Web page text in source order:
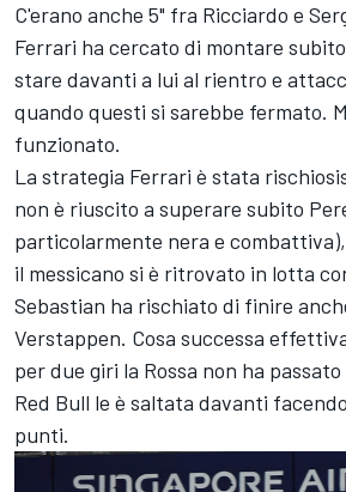
C'erano anche 5" fra Ricciardo e
Ferrari ha cercato di montare
stare davanti a lui al rientro e
quando questi si sarebbe fermato.
funzionato.
La strategia Ferrari è stata
non è riuscito a superare subito
particolarmente nera e
il messicano si è ritrovato in lotta
Sebastian ha rischiato di finire
Verstappen. Cosa successa
per due giri la Rossa non ha
Red Bull le è saltata davanti
punti.